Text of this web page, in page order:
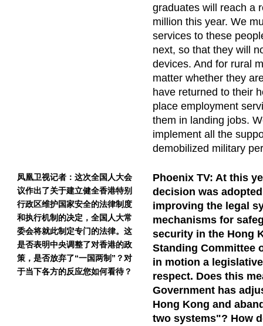
graduates will reach a
million this year. We
services to these
next, so that they will
devices. And for rural
matter whether they
have returned to their
place employment
them in landing jobs.
implement all the
demobilized military
凤凰卫视记者：这次全国人大会
议作出了关于建立健全香港特别
行政区维护国家安全的法律制度
和执行机制的决定，全国人大常
委会将就此制定专门的法律。这
是否表明中央调整了对香港的政
策，是否放弃了“一国两制”？对
于当下各方的反应您如何看待？
Phoenix TV: At this
decision was
improving the legal
mechanisms for
security in the Hong
Standing Committee
in motion a
respect. Does this
Government has
Hong Kong and
two systems"? How